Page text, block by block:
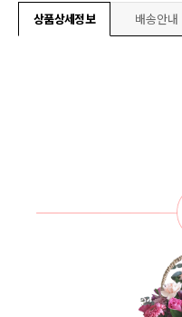
상품상세정보 배송안내